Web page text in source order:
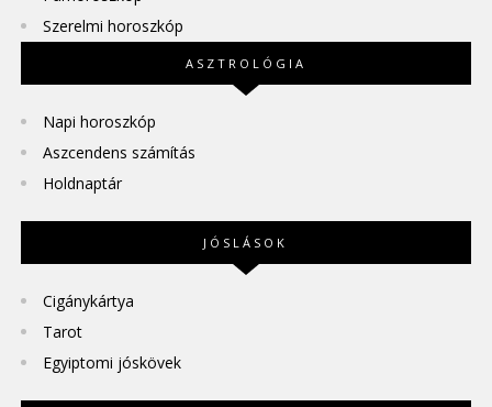
Szerelmi horoszkóp
ASZTROLÓGIA
Napi horoszkóp
Aszcendens számítás
Holdnaptár
JÓSLÁSOK
Cigánykártya
Tarot
Egyiptomi jóskövek